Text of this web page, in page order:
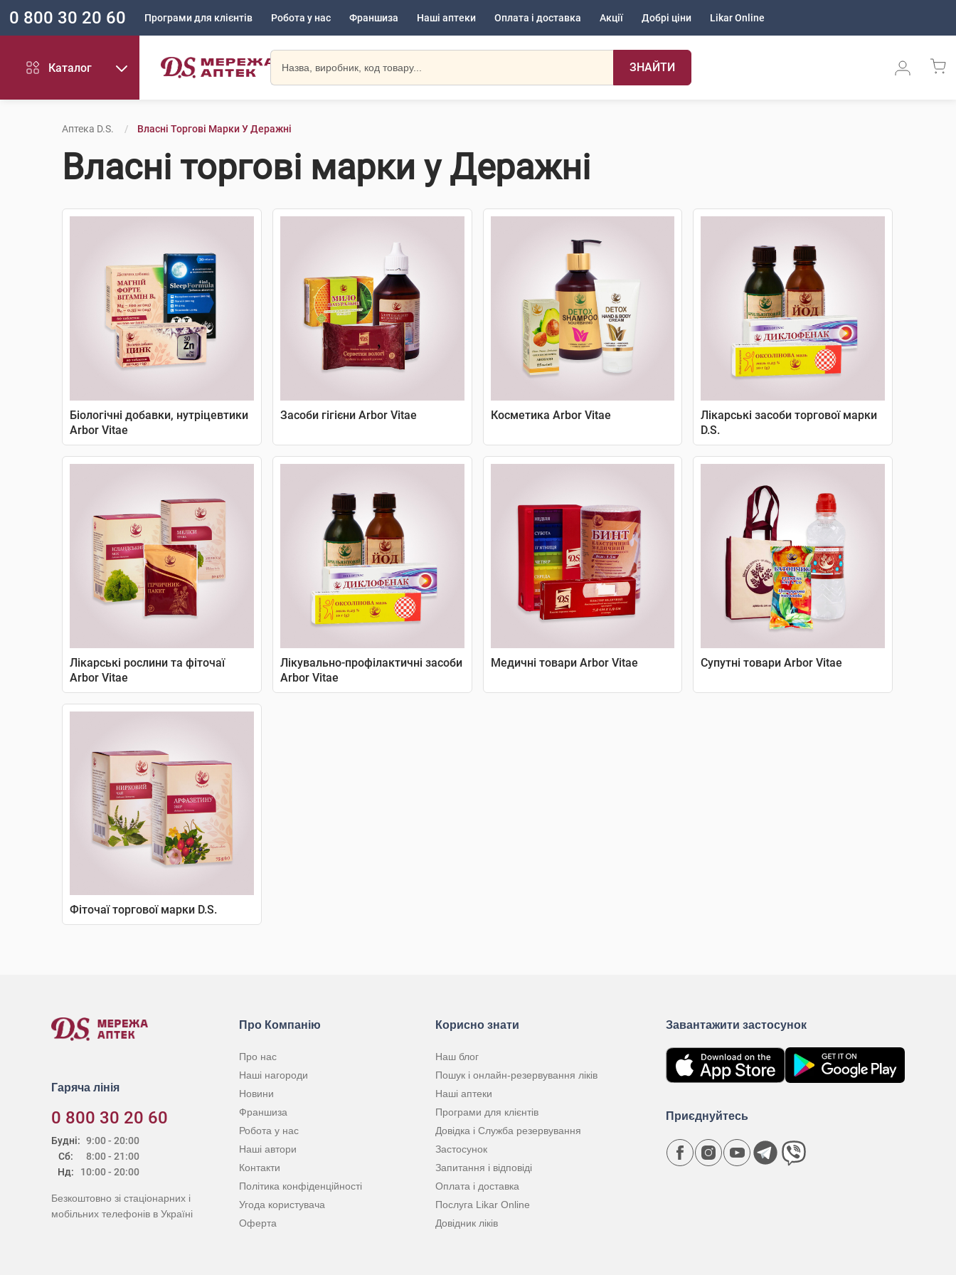
0 800 30 20 60 Програми для клієнтів Робота у нас Франшиза Наші аптеки Оплата і доставка Акції Добрі ціни Likar Online
Каталог ЗНАЙТИ
Аптека D.S. Власні Торгові Марки У Деражні
Власні торгові марки у Деражні
Біологічні добавки, нутріцевтики
Arbor Vitae
Засоби гігієни Arbor Vitae Косметика Arbor Vitae
Лікарські засоби торгової марки
D.S.
Лікарські рослини та фіточаї
Arbor Vitae
Лікувально-профілактичні засоби
Arbor Vitae
Медичні товари Arbor Vitae Супутні товари Arbor Vitae
Фіточаї торгової марки D.S.
Гаряча лінія
0 800 30 20 60
Будні:
Сб:
Нд:
9:00 - 20:00
8:00 - 21:00
10:00 - 20:00
Безкоштовно зі стаціонарних і
мобільних телефонів в Україні
Про Компанію
Про нас
Наші нагороди
Новини
Франшиза
Робота у нас
Наші автори
Контакти
Політика конфіденційності
Угода користувача
Оферта
Корисно знати
Наш блог
Пошук і онлайн-резервування ліків
Наші аптеки
Програми для клієнтів
Довідка і Служба резервування
Застосунок
Запитання і відповіді
Оплата і доставка
Послуга Likar Online
Довідник ліків
Завантажити застосунок
Приєднуйтесь